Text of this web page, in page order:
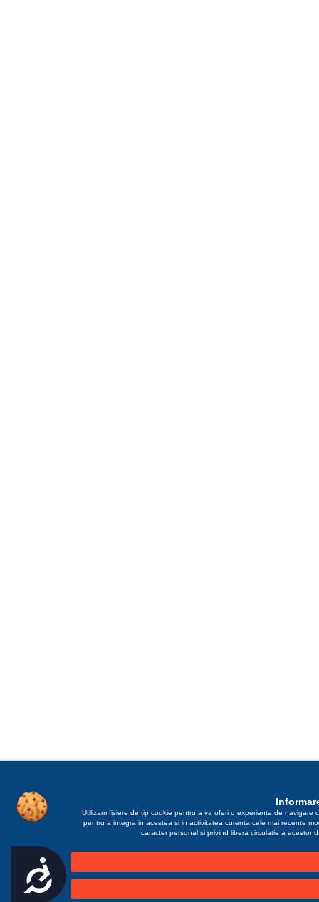
Accesibilitate
Utilizam fisiere de tip cookie pentru a va oferi o experienta de navigare
pentru a integra in acestea si in activitatea curenta cele mai recente
caracter personal si privind libera circulatie a acestor